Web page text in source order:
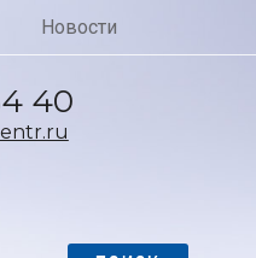
Новости
40